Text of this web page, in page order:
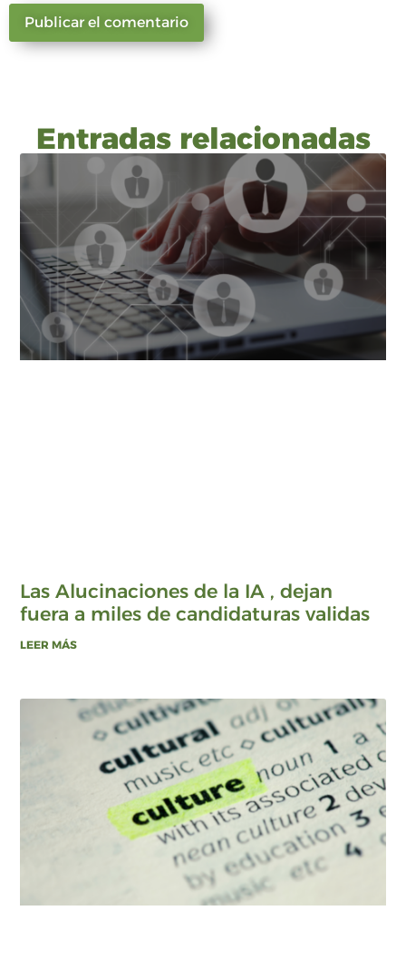
Entradas relacionadas
Las Alucinaciones de la IA , dejan
fuera a miles de candidaturas validas
LEER MÁS